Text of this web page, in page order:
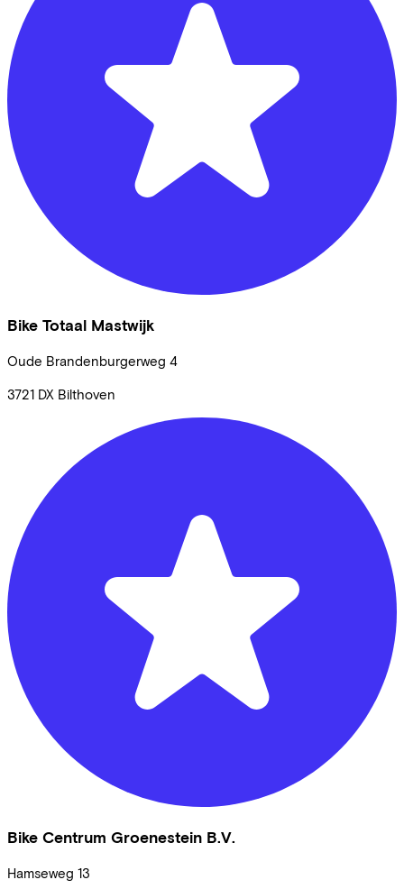
Bike Totaal Mastwijk
Oude Brandenburgerweg 4
3721 DX Bilthoven
Bike Centrum Groenestein B.V.
Hamseweg 13